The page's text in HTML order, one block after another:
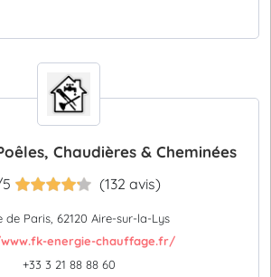
Chaudières & Cheminées
(132 avis)
de Paris, 62120 Aire-sur-la-Lys
energie-chauffage.fr/
+33 3 21 88 88 60